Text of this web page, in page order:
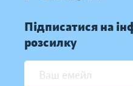
Підписатися на
розсилку